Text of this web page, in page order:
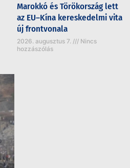
Marokkó és Törökország lett
az EU–Kína kereskedelmi vita
új frontvonala
2026. augusztus 7.
Nincs
hozzászólás